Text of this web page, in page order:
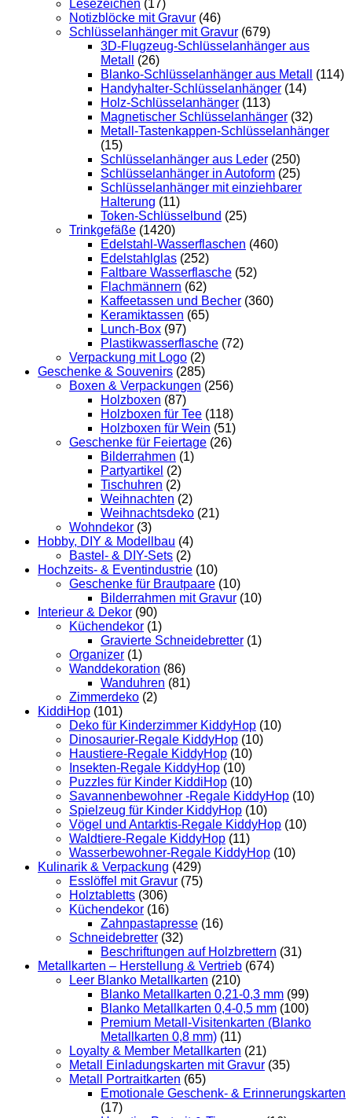
Lesezeichen (17)
Notizblöcke mit Gravur (46)
Schlüsselanhänger mit Gravur (679)
3D-Flugzeug-Schlüsselanhänger aus
Metall
(26)
Blanko-Schlüsselanhänger aus Metall
(114)
Handyhalter-Schlüsselanhänger (14)
Holz-Schlüsselanhänger (113)
Magnetischer Schlüsselanhänger (32)
Metall-Tastenkappen-Schlüsselanhänger
(15)
Schlüsselanhänger aus Leder (250)
Schlüsselanhänger in Autoform (25)
Schlüsselanhänger mit einziehbarer
Halterung (11)
Token-Schlüsselbund (25)
Trinkgefäße (1420)
Edelstahl-Wasserflaschen (460)
Edelstahlglas (252)
Faltbare Wasserflasche (52)
Flachmännern (62)
Kaffeetassen und Becher (360)
Keramiktassen (65)
Lunch-Box (97)
Plastikwasserflasche (72)
Verpackung mit Logo (2)
Geschenke & Souvenirs (285)
Boxen & Verpackungen (256)
Holzboxen (87)
Holzboxen für Tee (118)
Holzboxen für Wein (51)
Geschenke für Feiertage (26)
Bilderrahmen (1)
Partyartikel (2)
Tischuhren (2)
Weihnachten (2)
Weihnachtsdeko (21)
Wohndekor (3)
Hobby, DIY & Modellbau (4)
Bastel- & DIY-Sets (2)
Hochzeits- & Eventindustrie (10)
Geschenke für Brautpaare (10)
Bilderrahmen mit Gravur (10)
Interieur & Dekor (90)
Küchendekor (1)
Gravierte Schneidebretter (1)
Organizer (1)
Wanddekoration (86)
Wanduhren (81)
Zimmerdeko (2)
KiddiHop (101)
Deko für Kinderzimmer KiddyHop (10)
Dinosaurier-Regale KiddyHop (10)
Haustiere-Regale KiddyHop (10)
Insekten-Regale KiddyHop (10)
Puzzles für Kinder KiddiHop (10)
Savannenbewohner -Regale KiddyHop (10)
Spielzeug für Kinder KiddyHop (10)
Vögel und Antarktis-Regale KiddyHop (10)
Waldtiere-Regale KiddyHop (11)
Wasserbewohner-Regale KiddyHop (10)
Kulinarik & Verpackung (429)
Esslöffel mit Gravur (75)
Holztabletts (306)
Küchendekor (16)
Zahnpastapresse (16)
Schneidebretter (32)
Beschriftungen auf Holzbrettern (31)
Metallkarten – Herstellung & Vertrieb (674)
Leer Blanko Metallkarten (210)
Blanko Metallkarten 0,21-0,3 mm (99)
Blanko Metallkarten 0,4-0,5 mm (100)
Premium Metall-Visitenkarten (Blanko
Metallkarten 0,8 mm) (11)
Loyalty & Member Metallkarten (21)
Metall Einladungskarten mit Gravur (35)
Metall Portraitkarten (65)
Emotionale Geschenk- & Erinnerungskarten
(17)